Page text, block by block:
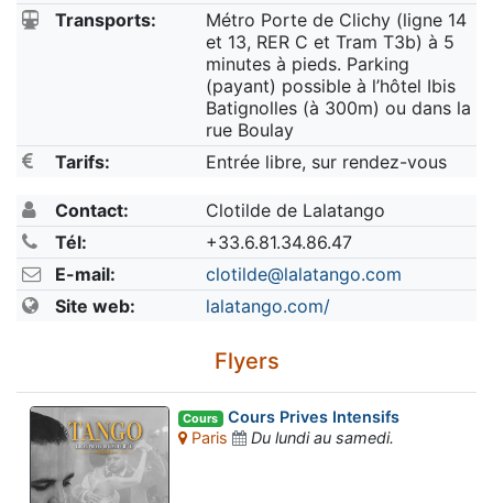
Transports:
Métro Porte de Clichy (ligne 14
et 13, RER C et Tram T3b) à 5
minutes à pieds. Parking
(payant) possible à l’hôtel Ibis
Batignolles (à 300m) ou dans la
rue Boulay
Tarifs:
Entrée libre, sur rendez-vous
Contact:
Clotilde de Lalatango
Tél:
+33.6.81.34.86.47
E-mail:
clotilde@lalatango.com
Site web:
lalatango.com/
Flyers
Cours Cours Prives Intensifs
Paris
Du lundi au samedi.